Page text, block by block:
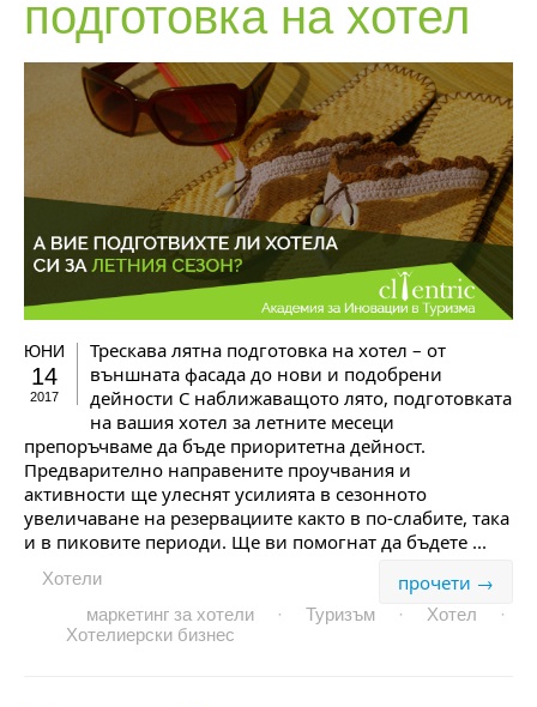
подготовка на хотел
ЮНИ
14
2017
Трескава лятна подготовка на хотел – от
външнaта фасада до нови и подобрени
дейности С наближаващото лято, подготовката
на вашия хотел за летните месеци
препоръчваме да бъде приоритетна дейност.
Предварително направените проучвания и
активности ще улеснят усилията в сезонното
увеличаване на резервациите както в по-слабите, така
и в пиковите периоди. Ще ви помогнат да бъдете ...
прочети →
Хотели
маркетинг за хотели
· Туризъм · Хотел
·
Хотелиерски бизнес